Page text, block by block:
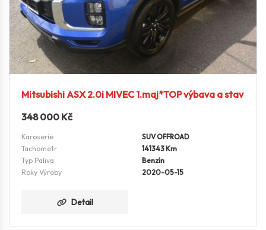
Mitsubishi ASX 2.0i MIVEC 1.maj*TOP výbava a stav
348 000 Kč
Karoserie
SUV OFFROAD
Tachometr
141343 Km
Typ Paliva
Benzín
Roky Výroby
2020-05-15
Detail